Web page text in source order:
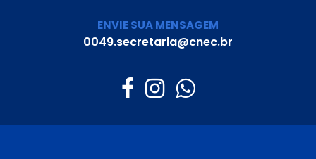
ENVIE SUA MENSAGEM
0049.secretaria@cnec.br